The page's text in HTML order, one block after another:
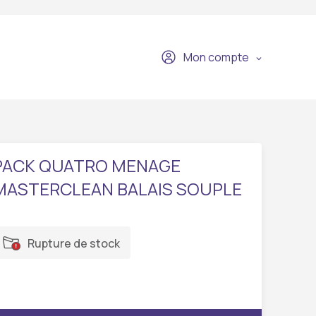
Mon compte
QUATRO MENAGE
BALAIS SOUPLE
Rupture de stock